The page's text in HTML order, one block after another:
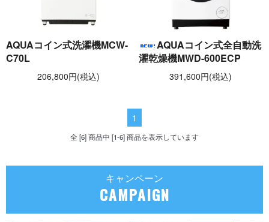
AQUAコイン式洗濯機MCW-
C70L
206,800円(税込)
AQUAコイン式全自動洗
濯乾燥機MWD-600ECP
391,600円(税込)
1
全 [6] 商品中 [1-6] 商品を表示しています
キャンペーン
CAMPAIGN